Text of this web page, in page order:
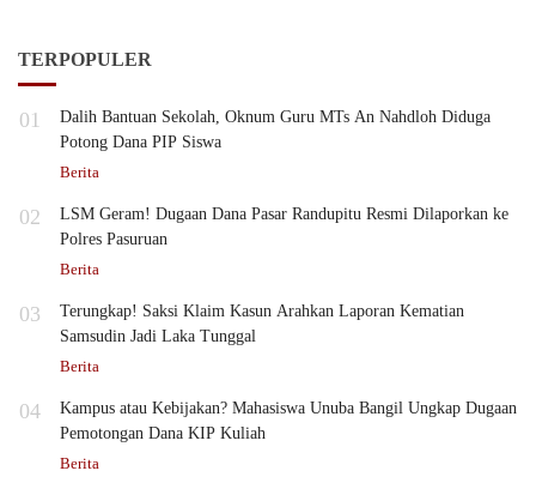
TERPOPULER
01
Dalih Bantuan Sekolah, Oknum Guru MTs An Nahdloh Diduga
Potong Dana PIP Siswa
Berita
02
LSM Geram! Dugaan Dana Pasar Randupitu Resmi Dilaporkan ke
Polres Pasuruan
Berita
03
Terungkap! Saksi Klaim Kasun Arahkan Laporan Kematian
Samsudin Jadi Laka Tunggal
Berita
04
Kampus atau Kebijakan? Mahasiswa Unuba Bangil Ungkap Dugaan
Pemotongan Dana KIP Kuliah
Berita